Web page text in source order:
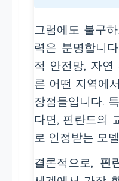
그럼에도 불구하
력은 분명합니
적 안전망, 자
른 어떤 지역에
장점들입니다.
다면, 핀란드의
로 인정받는 모
결론적으로, 핀